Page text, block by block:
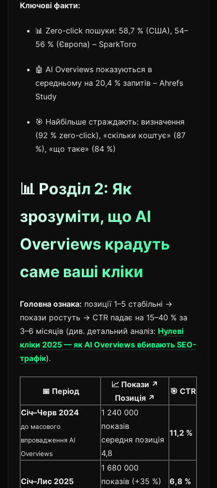
Ключові факти:
📊 Zero-click пошуки: 58,7 % (США), 54–
56 % (Європа) – SparkToro
🤖 AI Overviews показуються в
середньому на 20,4 % запитів – Ahrefs
Study
🎯 Найбільше страждають: визначення
(92 % zero-click), «скільки коштує» (87
%), «що таке» (84 %)
📊 Розділ 2: Як
зрозуміти, що AI
Overviews крадуть
саме ваші кліки
Головна ознака: позиції 1–5 стабільні →
покази ростуть → CTR падає на 15–40 % за
3–6 місяців (див. детальний аналіз: Нулеві
кліки 2025 — як AI Overviews вбивають SEO-
трафік).
📅 Період
📈 Покази ↗
Позиція ↗
🎯 CTR
Січ–Черв 2024
до масового
впровадження AI
Overviews
1 240 000
показів
середня позиція
4,8
11,2 %
Січ–Лис 2025
1 680 000
показів (+35 %)
6,8 %